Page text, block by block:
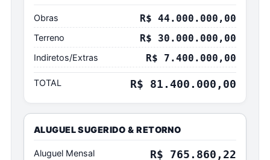
Obras R$ 44.000.000,00
Terreno R$ 30.000.000,00
Indiretos/Extras R$ 7.400.000,00
TOTAL R$ 81.400.000,00
ALUGUEL SUGERIDO& RETORNO
Aluguel Mensal R$ 765.860,22